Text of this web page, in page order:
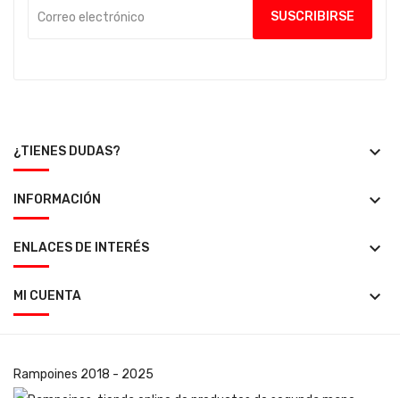
¿TIENES DUDAS? keyboard_arrow_down
INFORMACIÓN keyboard_arrow_down
ENLACES DE INTERÉS keyboard_arrow_down
MI CUENTA keyboard_arrow_down
Rampoines 2018 - 2025